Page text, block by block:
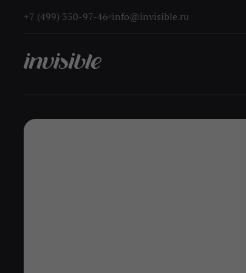
+7 (499) 350-97-46 info@invisible.ru